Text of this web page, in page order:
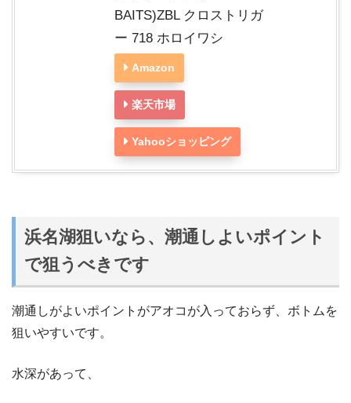
BAITS)ZBL クロストリガ
ー 718 ホロイワシ
Amazon
楽天市場
Yahooショッピング
浜名湖狙いなら、潮通しよいポイント
で狙うべきです
潮通しがよいポイントがアオコが入っておらず、ボトムを
狙いやすいです。
水深があって、